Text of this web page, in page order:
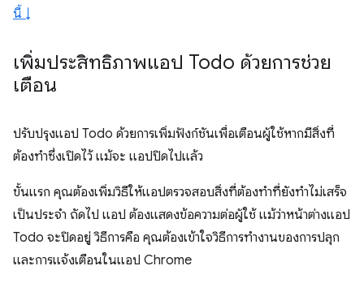
นี้ ↓
เพิ่มประสิทธิภาพแอป Todo ด้วยการช่วย
เตือน
ปรับปรุงแอป Todo ด้วยการเพิ่มฟังก์ชันเพื่อเตือนผู้ใช้หากมีสิ่งที่
ต้องทำซึ่งเปิดไว้ แม้จะ แอปปิดไปแล้ว
ขั้นแรก คุณต้องเพิ่มวิธีให้แอปตรวจสอบสิ่งที่ต้องทำที่ยังทำไม่เสร็จ
เป็นประจำ ถัดไป แอป ต้องแสดงข้อความต่อผู้ใช้ แม้ว่าหน้าต่างแอป
Todo จะปิดอยู่ วิธีการคือ คุณต้องเข้าใจวิธีการทำงานของการปลุก
และการแจ้งเตือนในแอป Chrome